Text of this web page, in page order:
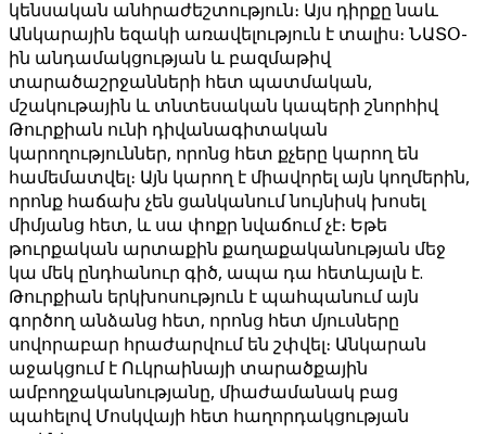
կենսական անհրաժեշտություն։ Այս դիրքը նաև
Անկարային եզակի առավելություն է տալիս։ ՆԱՏՕ-
ին անդամակցության և բազմաթիվ
տարածաշրջանների հետ պատմական,
մշակութային և տնտեսական կապերի շնորհիվ
Թուրքիան ունի դիվանագիտական ​​
կարողություններ, որոնց հետ քչերը կարող են
համեմատվել։ Այն կարող է միավորել այն կողմերին,
որոնք հաճախ չեն ցանկանում նույնիսկ խոսել
միմյանց հետ, և սա փոքր նվաճում չէ։ Եթե
թուրքական արտաքին քաղաքականության մեջ
կա մեկ ընդհանուր գիծ, ​​ապա դա հետևյալն է.
Թուրքիան երկխոսություն է պահպանում այն ​​
գործող անձանց հետ, որոնց հետ մյուսները
սովորաբար հրաժարվում են շփվել։ Անկարան
աջակցում է Ուկրաինայի տարածքային
ամբողջականությանը, միաժամանակ բաց
պահելով Մոսկվայի հետ հաղորդակցության